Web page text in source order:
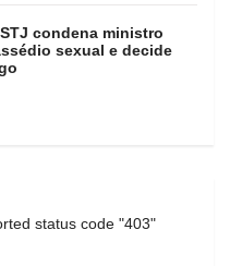
condena ministro
sexual e decide
status code "403"